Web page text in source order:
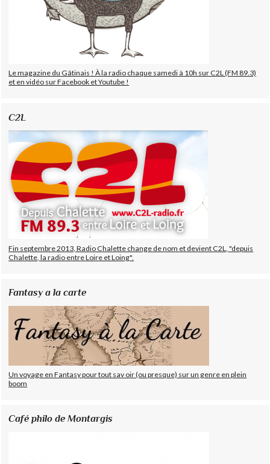
Le magazine du Gâtinais ! À la radio chaque samedi à 10h sur C2L (FM 89.3)
et en vidéo sur Facebook et Youtube !
C2L
Fin septembre 2013, Radio Chalette change de nom et devient C2L, "depuis
Chalette, la radio entre Loire et Loing".
Fantasy a la carte
Un voyage en Fantasy pour tout sav oir (ou presque) sur un genre en plein
boom
Café philo de Montargis